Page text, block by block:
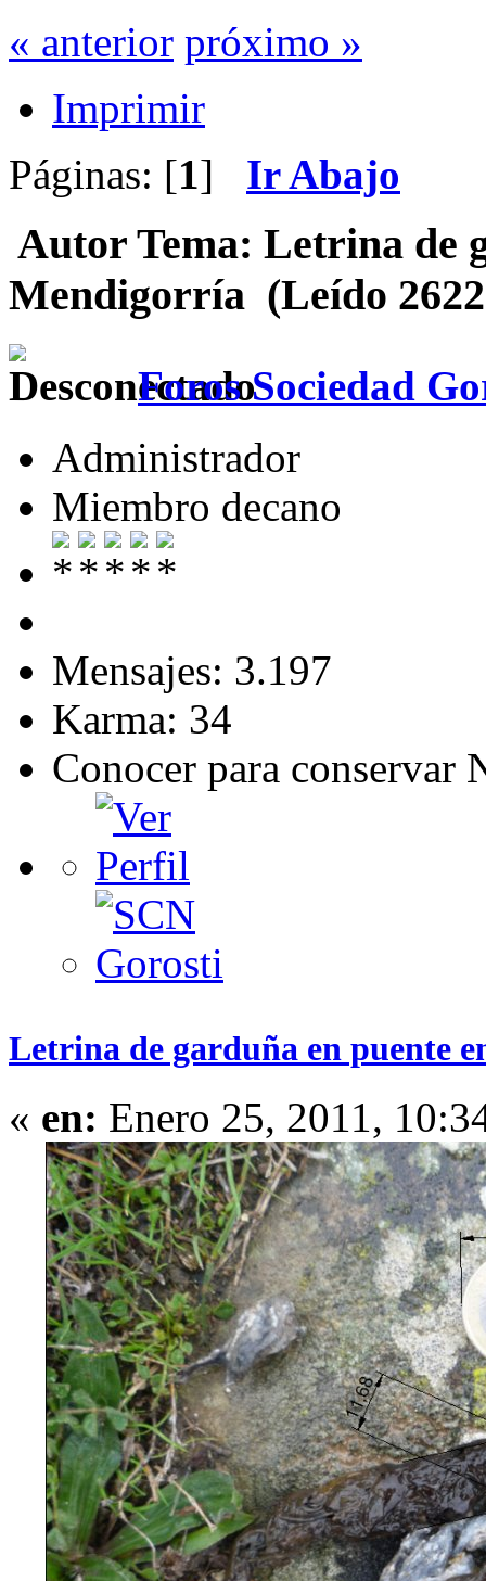
« anterior próximo »
Imprimir
Páginas: [1] Ir Abajo
Autor Tema: Letrina de
Mendigorría (Leído 2622
Foros Sociedad
Administrador
Miembro decano
Mensajes: 3.197
Karma: 34
Conocer para conservar
Letrina de garduña en puente
« en: Enero 25, 2011,